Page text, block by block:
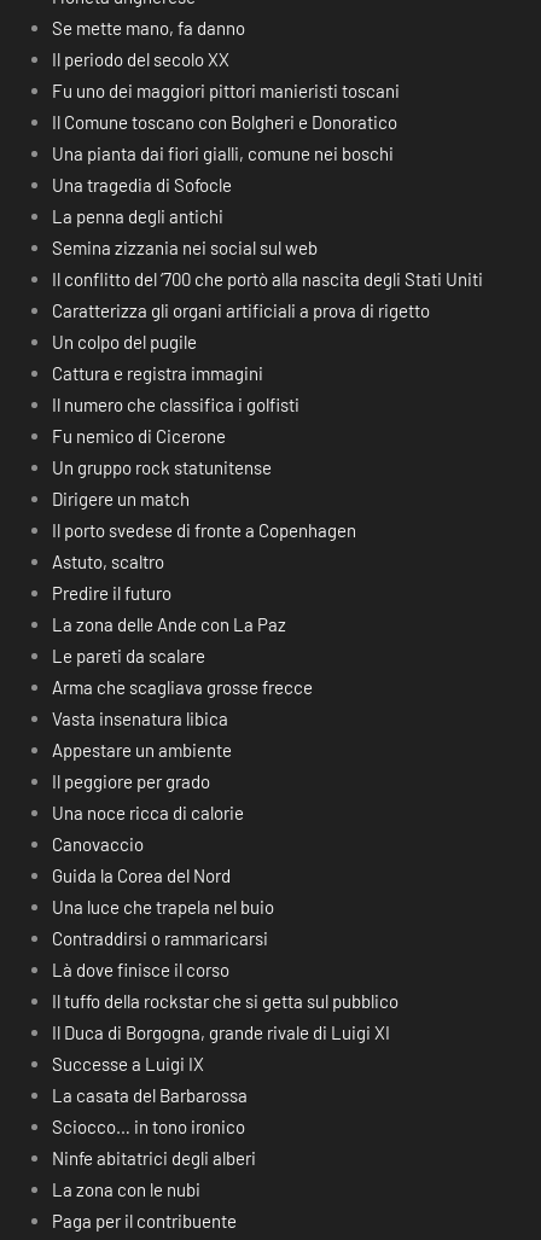
Se mette mano, fa danno
Il periodo del secolo XX
Fu uno dei maggiori pittori manieristi toscani
Il Comune toscano con Bolgheri e Donoratico
Una pianta dai fiori gialli, comune nei boschi
Una tragedia di Sofocle
La penna degli antichi
Semina zizzania nei social sul web
Il conflitto del ‘700 che portò alla nascita degli Stati Uniti
Caratterizza gli organi artificiali a prova di rigetto
Un colpo del pugile
Cattura e registra immagini
Il numero che classifica i golfisti
Fu nemico di Cicerone
Un gruppo rock statunitense
Dirigere un match
Il porto svedese di fronte a Copenhagen
Astuto, scaltro
Predire il futuro
La zona delle Ande con La Paz
Le pareti da scalare
Arma che scagliava grosse frecce
Vasta insenatura libica
Appestare un ambiente
Il peggiore per grado
Una noce ricca di calorie
Canovaccio
Guida la Corea del Nord
Una luce che trapela nel buio
Contraddirsi o rammaricarsi
Là dove finisce il corso
Il tuffo della rockstar che si getta sul pubblico
Il Duca di Borgogna, grande rivale di Luigi XI
Successe a Luigi IX
La casata del Barbarossa
Sciocco… in tono ironico
Ninfe abitatrici degli alberi
La zona con le nubi
Paga per il contribuente